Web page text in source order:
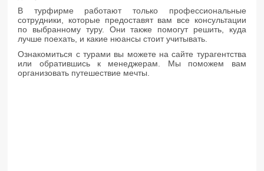
В турфирме работают только профессиональные
сотрудники, которые предоставят вам все консультации
по выбранному туру. Они также помогут решить, куда
лучше поехать, и какие нюансы стоит учитывать.
Ознакомиться с турами вы можете на сайте турагентства
или обратившись к менеджерам. Мы поможем вам
организовать путешествие мечты.